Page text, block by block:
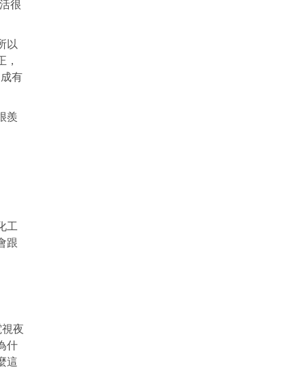
很
以
有
羨
工
跟
夜
什
這